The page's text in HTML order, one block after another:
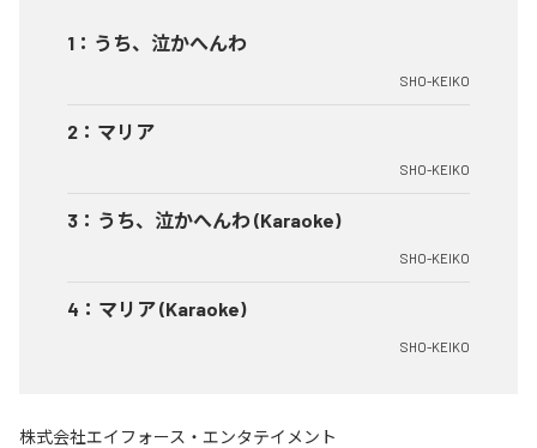
1 ： うち、泣かへんわ
SHO-KEIKO
2 ： マリア
SHO-KEIKO
3 ： うち、泣かへんわ (Karaoke)
SHO-KEIKO
4 ： マリア (Karaoke)
SHO-KEIKO
株式会社エイフォース・エンタテイメント